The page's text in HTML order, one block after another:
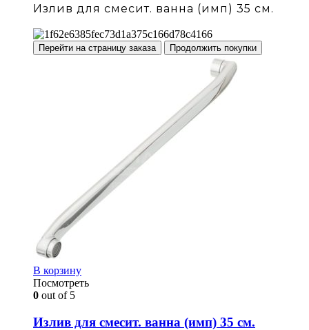
Излив для смесит. ванна (имп) 35 см.
Перейти на страницу заказа Продолжить покупки
В корзину
Посмотреть
0 out of 5
Излив для смесит. ванна (имп) 35 см.